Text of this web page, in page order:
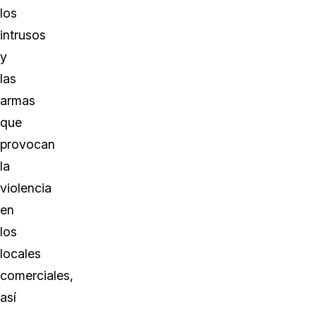
los
intrusos
y
las
armas
que
provocan
la
violencia
en
los
locales
comerciales,
así